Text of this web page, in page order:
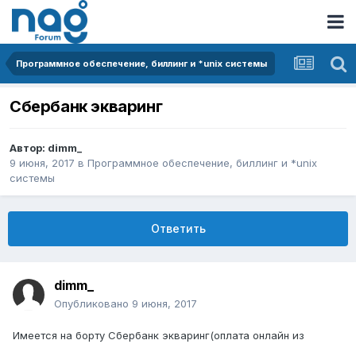
Программное обеспечение, биллинг и *unix системы
Сбербанк экваринг
Автор: dimm_
9 июня, 2017 в Программное обеспечение, биллинг и *unix
системы
Ответить
dimm_
Опубликовано 9 июня, 2017
Имеется на борту Сбербанк экваринг(оплата онлайн из